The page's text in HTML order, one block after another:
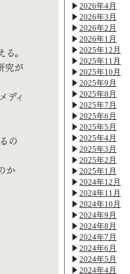
。
究が
ディ
の
か
2026年4月
2026年3月
2026年2月
2026年1月
2025年12月
2025年11月
2025年10月
2025年9月
2025年8月
2025年7月
2025年6月
2025年5月
2025年4月
2025年3月
2025年2月
2025年1月
2024年12月
2024年11月
2024年10月
2024年9月
2024年8月
2024年7月
2024年6月
2024年5月
2024年4月